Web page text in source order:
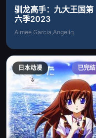
驯龙高手：九大王国第
六季2023
Aimee Garcia,Angeliq
日本动漫 已完结